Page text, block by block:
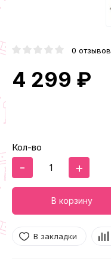
0 отзывов
4 299 ₽
Кол-во
- +
В корзину
В закладки